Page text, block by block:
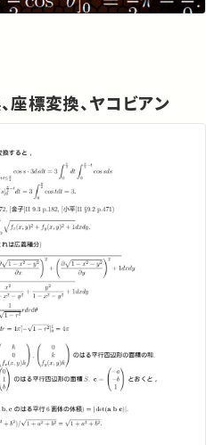
換、座標変換、ヤコビアン